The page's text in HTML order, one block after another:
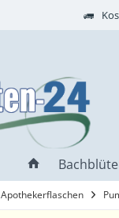
Apothekerflaschen